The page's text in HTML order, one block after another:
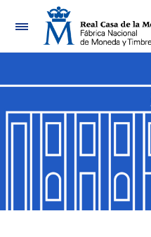
Nabigazioa
Erakutsi/Ezkutatu
Erakutsi/Ezkutatu
Erakutsi/Ezkutatu